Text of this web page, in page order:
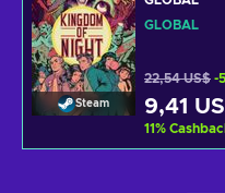
Steam
GLOBAL
22,54 US$ -
9,41
11%